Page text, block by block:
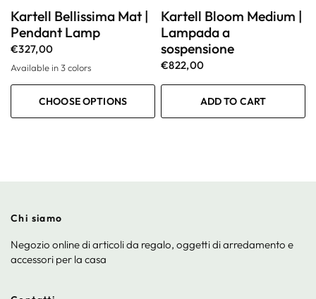
Kartell Bellissima Mat |
Pendant Lamp
€327,00
Verde Salvia
Bianco
Tortora
Available in 3 colors
CHOOSE OPTIONS
Kartell Bloom Medium |
Lampada a
sospensione
€822,00
ADD TO CART
Chi siamo
Negozio online di articoli da regalo, oggetti di arredamento e
accessori per la casa